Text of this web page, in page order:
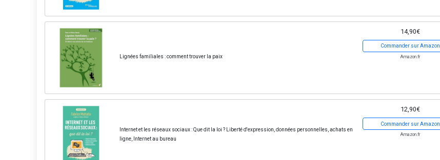
Lignées familiales : comment trouver la paix
14,90€
Commander sur Amazon
Amazon.fr
Internet et les réseaux sociaux : Que dit la loi ? Liberté d'expression, données personnelles, achats en
ligne, Internet au bureau
12,90€
Commander sur Amazon
Amazon.fr